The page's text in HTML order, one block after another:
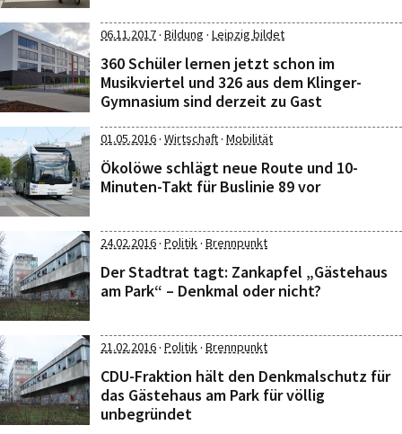
06.11.2017· Bildung · Leipzig bildet
360 Schüler lernen jetzt schon im
Musikviertel und 326 aus dem Klinger-
Gymnasium sind derzeit zu Gast
01.05.2016· Wirtschaft· Mobilität
Ökolöwe schlägt neue Route und 10-
Minuten-Takt für Buslinie 89 vor
24.02.2016· Politik· Brennpunkt
Der Stadtrat tagt: Zankapfel „Gästehaus
am Park“ – Denkmal oder nicht?
21.02.2016· Politik· Brennpunkt
CDU-Fraktion hält den Denkmalschutz für
das Gästehaus am Park für völlig
unbegründet